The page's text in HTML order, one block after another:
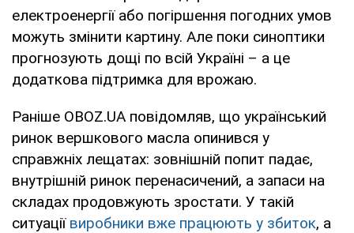
електроенергії або погіршення погодних умов
можуть змінити картину. Але поки синоптики
прогнозують дощі по всій Україні – а це
додаткова підтримка для врожаю.
Раніше OBOZ.UA повідомляв, що український
ринок вершкового масла опинився у
справжніх лещатах: зовнішній попит падає,
внутрішній ринок перенасичений, а запаси на
складах продовжують зростати. У такій
ситуації виробники вже працюють у збиток, а